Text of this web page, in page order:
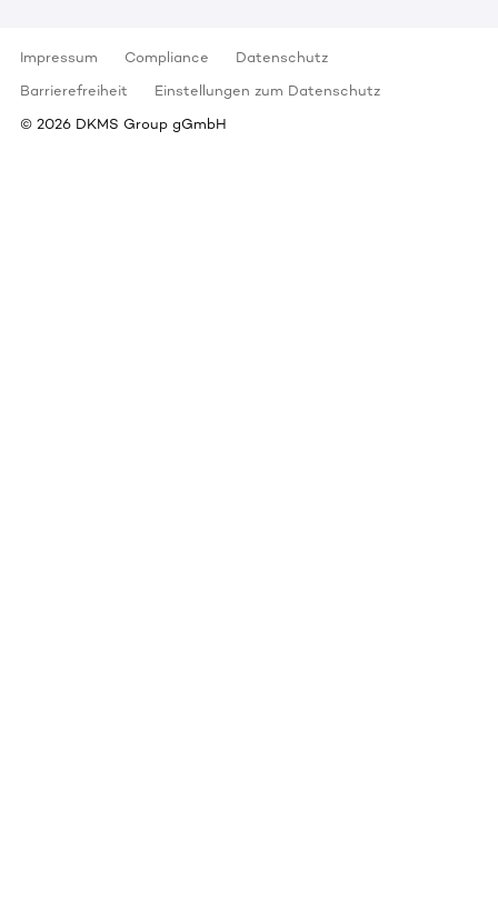
Impressum Compliance
Datenschutz
Barrierefreiheit
Einstellungen zum Datenschutz
© 2026 DKMS Group gGmbH